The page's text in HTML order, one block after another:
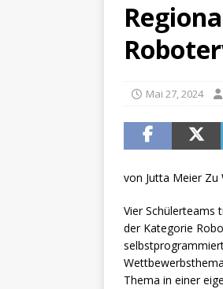
Mai 27, 2024
von Jutta Meier Zu
Vier Schülerteams
der Kategorie
Thema in einer